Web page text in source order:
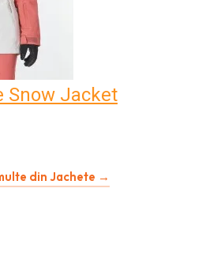
Snow Jacket
din Jachete →